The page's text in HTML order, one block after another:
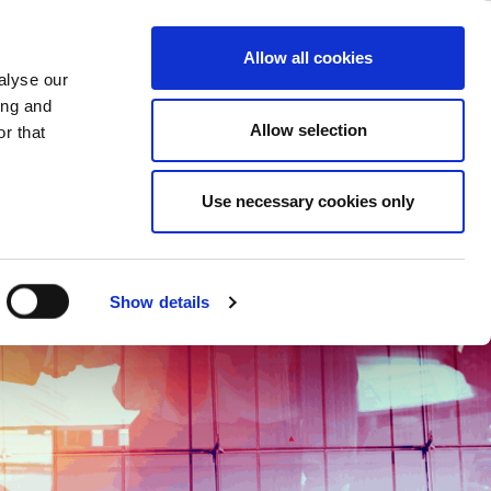
our
and
that
Show details
Allow all cookies
Allow selection
Use necessary cookies only
Company